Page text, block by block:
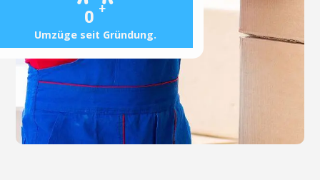
0 +
Umzüge seit Gründung.